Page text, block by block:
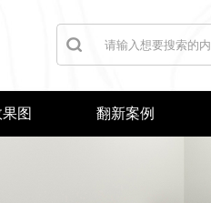
图 翻新案例